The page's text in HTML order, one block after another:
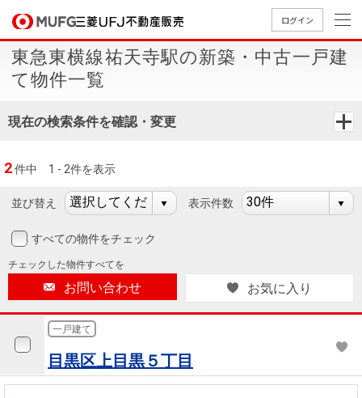
ログイン
買いたいTOP
中古
マン
ショ
探す
築・
中古
を探
売りたいTOP
無
料
査
却
相
店舗案内TOP
店舗のご
案内（首
都圏）
古屋）
案内（関
西）
会社情報TOP
ごあいさ
つ
Way
経営ビジ
ョン
沿革
本社地
ニュース
採用情報TOP
新卒採用
情報
買いたい
売りたい
店舗案内
会社情報
採用情報
法人のお客さま
提携企業にお勤めの方
東急東横線祐天寺駅の新築・中古一戸建
て物件一覧
現在の検索条件を確認・変更
2件中 1 - 2件を表示
並び替え 表示件数
すべての物件をチェック
チェックした物件すべてを
お問い合わせ お気に入り
一戸建て
目黒区上目黒５丁目